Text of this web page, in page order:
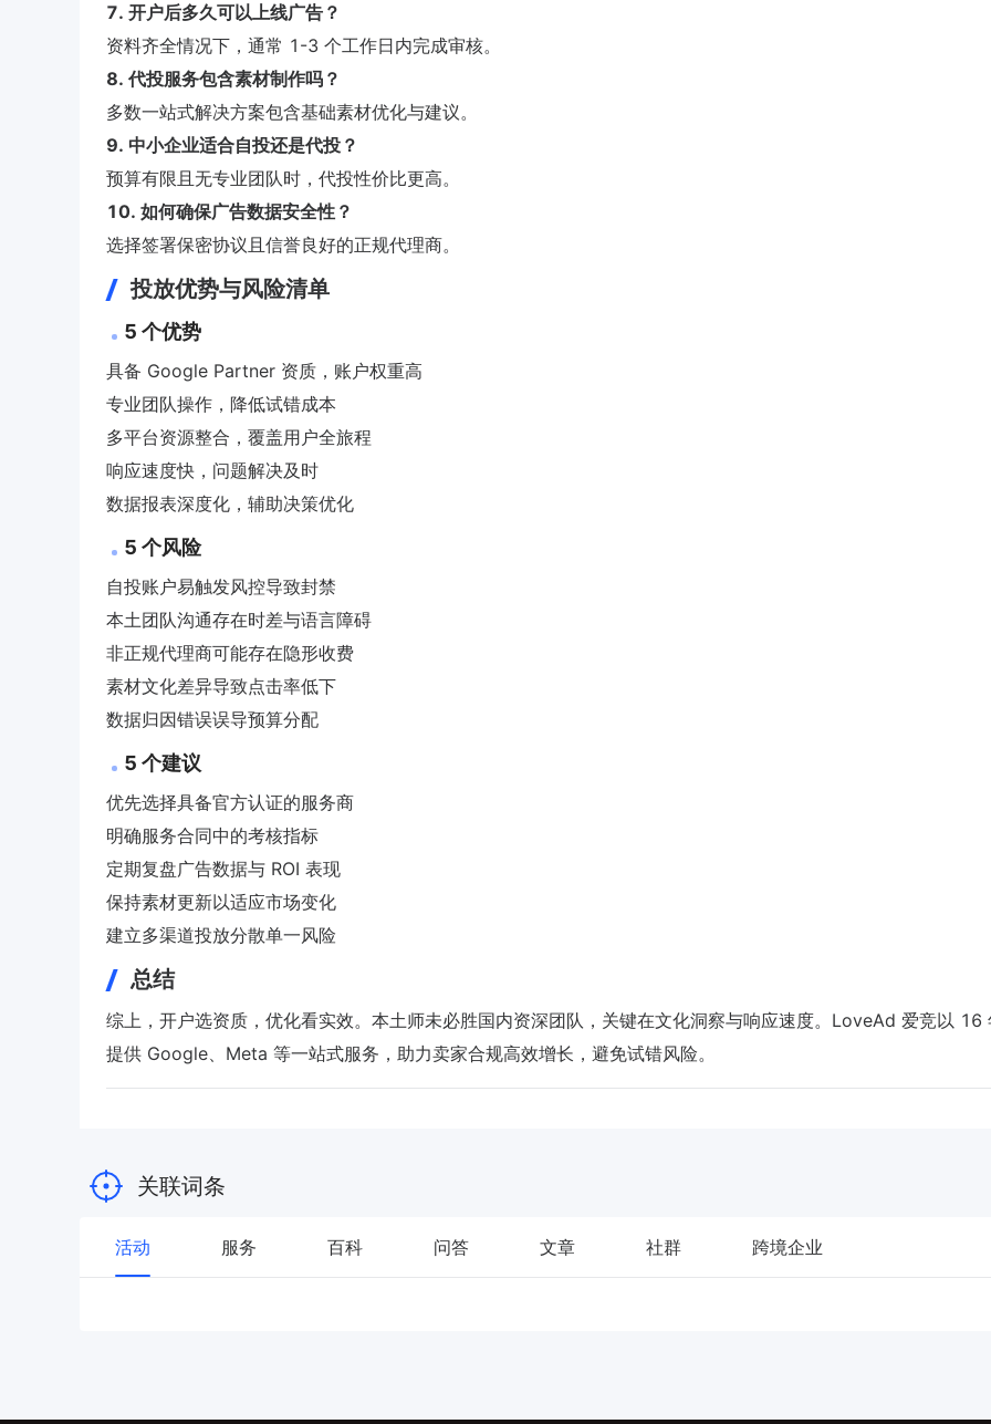
7. 开户后多久可以上线广告？
资料齐全情况下，通常 1-3 个工作日内完成审核。
8. 代投服务包含素材制作吗？
多数一站式解决方案包含基础素材优化与建议。
9. 中小企业适合自投还是代投？
预算有限且无专业团队时，代投性价比更高。
10. 如何确保广告数据安全性？
选择签署保密协议且信誉良好的正规代理商。
投放优势与风险清单
5 个优势
具备 Google Partner 资质，账户权重高
专业团队操作，降低试错成本
多平台资源整合，覆盖用户全旅程
响应速度快，问题解决及时
数据报表深度化，辅助决策优化
5 个风险
自投账户易触发风控导致封禁
本土团队沟通存在时差与语言障碍
非正规代理商可能存在隐形收费
素材文化差异导致点击率低下
数据归因错误误导预算分配
5 个建议
优先选择具备官方认证的服务商
明确服务合同中的考核指标
定期复盘广告数据与 ROI 表现
保持素材更新以适应市场变化
建立多渠道投放分散单一风险
总结
综上，开户选资质，优化看实效。本土师未必胜国内资深团队，关键在文化洞察与响应速度。LoveAd 爱竞以 16
提供 Google、Meta 等一站式服务，助力卖家合规高效增长，避免试错风险。
关联词条
活动 服务 百科 问答 文章 社群 跨境企业